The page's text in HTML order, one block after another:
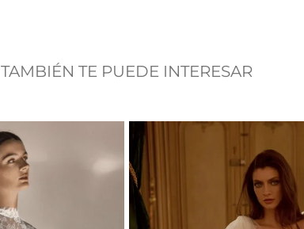
TAMBIÉN TE PUEDE INTERESAR